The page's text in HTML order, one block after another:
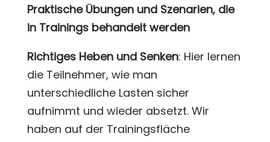
Praktische Übungen und Szenarien, die
in Trainings behandelt werden
Richtiges Heben und Senken: Hier lernen
die Teilnehmer, wie man
unterschiedliche Lasten sicher
aufnimmt und wieder absetzt. Wir
haben auf der Trainingsfläche